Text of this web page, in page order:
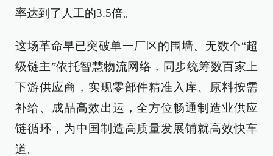
率达到了人工的3.5倍。
这场革命早已突破单一厂区的围墙。无数个“超
级链主”依托智慧物流网络，同步统筹数百家上
下游供应商，实现零部件精准入库、原料按需
补给、成品高效出运，全方位畅通制造业供应
链循环，为中国制造高质量发展铺就高效快车
道。